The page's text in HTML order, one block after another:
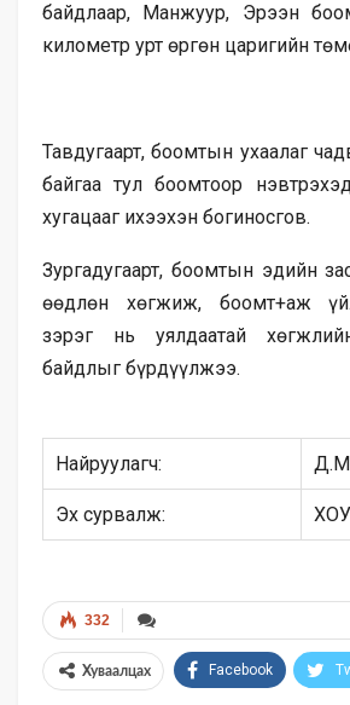
байдлаар, Манжуур, Эрээн
километр урт өргөн царигийн
Тавдугаарт, боомтын ухаалаг
байгаа тул боомтоор
хугацааг ихээхэн богиносгов.
Зургадугаарт, боомтын эдийн
өөдлөн хөгжиж, боомт+аж
зэрэг нь уялдаатай
байдлыг бүрдүүлжээ.
Найруулагч:
Эх сурвалж:
332
Хуваалцах Facebook